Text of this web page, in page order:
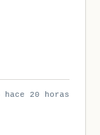
hace 20 horas